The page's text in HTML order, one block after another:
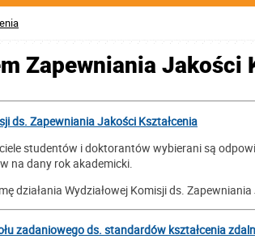
Zapewniania Jakości
ds. Zapewniania Jakości Kształcenia
studentów i doktorantów wybierani są
na dany rok akademicki.
działania Wydziałowej Komisji ds.
zadaniowego ds. standardów kształcenia